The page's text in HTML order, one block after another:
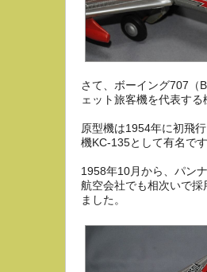
さて、ボーイング707（
ェット旅客機を代表する
原型機は1954年に初飛
機KC-135として有名で
1958年10月から、パン
航空会社でも相次いで
ました。